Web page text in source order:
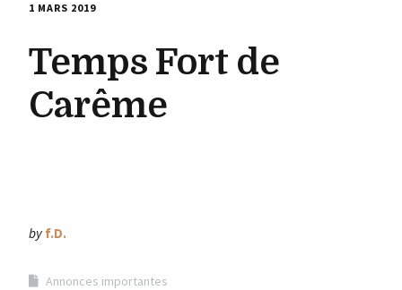
1 MARS 2019
Temps Fort de
Carême
by f.D.
Annonces importantes